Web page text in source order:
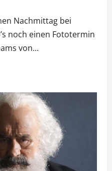
Nachmittag bei
noch einen Fototermin
von...